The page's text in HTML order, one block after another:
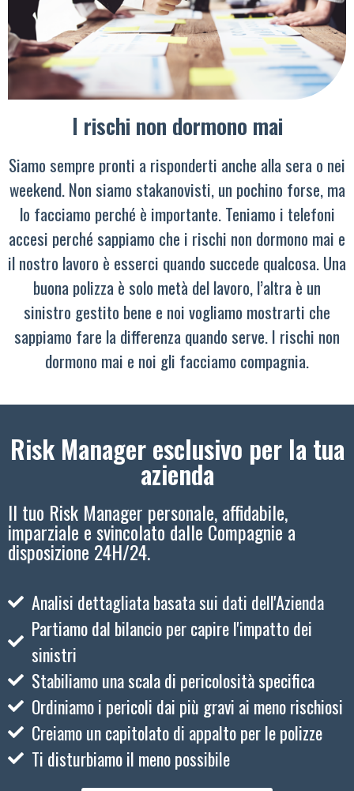
I rischi non dormono mai
Siamo sempre pronti a risponderti anche alla sera o nei
weekend. Non siamo stakanovisti, un pochino forse, ma
lo facciamo perché è importante. Teniamo i telefoni
accesi perché sappiamo che i rischi non dormono mai e
il nostro lavoro è esserci quando succede qualcosa. Una
buona polizza è solo metà del lavoro, l’altra è un
sinistro gestito bene e noi vogliamo mostrarti che
sappiamo fare la differenza quando serve. I rischi non
dormono mai e noi gli facciamo compagnia.
Risk Manager esclusivo per la tua
azienda
Il tuo Risk Manager personale, affidabile,
imparziale e svincolato dalle Compagnie a
disposizione 24H/24.
Analisi dettagliata basata sui dati dell'Azienda
Partiamo dal bilancio per capire l'impatto dei
sinistri
Stabiliamo una scala di pericolosità specifica
Ordiniamo i pericoli dai più gravi ai meno rischiosi
Creiamo un capitolato di appalto per le polizze
Ti disturbiamo il meno possibile